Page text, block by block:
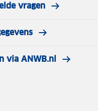
vragen
via ANWB.nl